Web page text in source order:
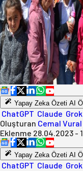
Yapay Zeka Özeti AI
ChatGPT Claude Grok
Oluşturan Cemal Vural
Eklenme 28.04.2023 -
Yapay Zeka Özeti AI
ChatGPT Claude Grok